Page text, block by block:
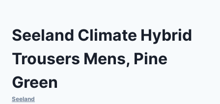
Seeland Climate Hybrid
Trousers Mens, Pine
Green
Seeland